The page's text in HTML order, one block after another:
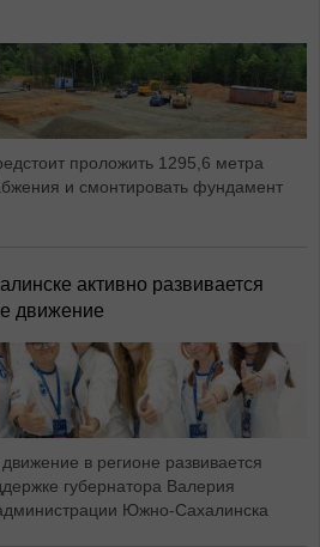
проложить 1295,6 метра
и смонтировать фундамент
активно развивается
движение
в регионе развивается
губернатора Валерия
Южно-Сахалинска